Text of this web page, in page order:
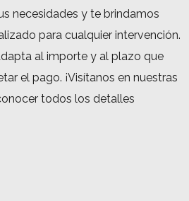
necesidades y te brindamos
para cualquier intervención.
al importe y al plazo que
el pago. ¡Visítanos en nuestras
todos los detalles